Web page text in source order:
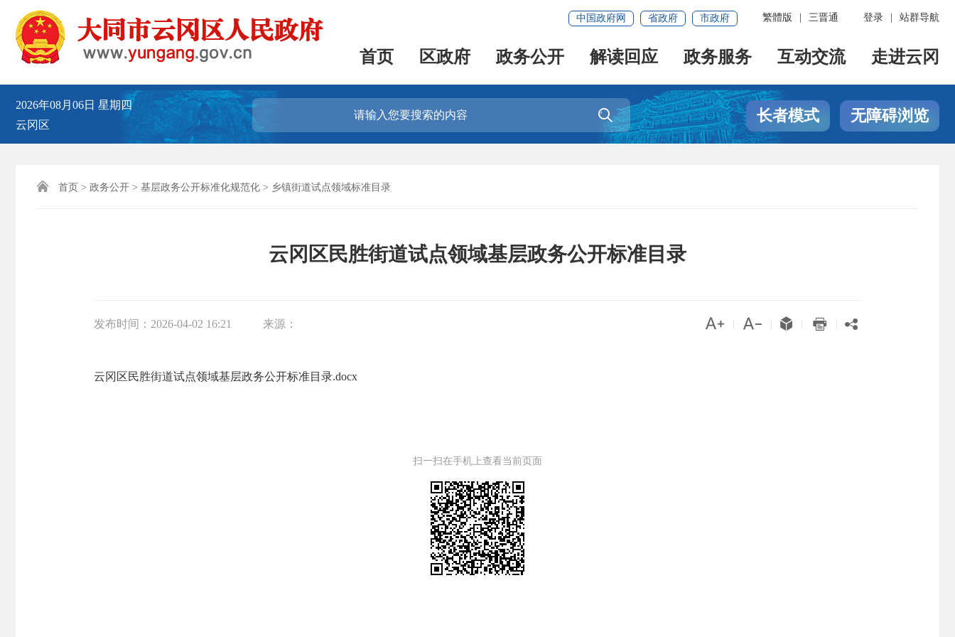
登录 站群导航
繁體版 三晋通
中国政府网 省政府 市政府
首页 区政府 政务公开 解读回应 政务服务 互动交流 走进云冈
2026年08月06日 星期四
云冈区
 长者模式 无障碍浏览
 首页 > 政务公开 > 基层政务公开标准化规范化 > 乡镇街道试点领域标准目录
云冈区民胜街道试点领域基层政务公开标准目录
发布时间： 2026-04-02 16:21 来源：     
云冈区民胜街道试点领域基层政务公开标准目录.docx
扫一扫在手机上查看当前页面